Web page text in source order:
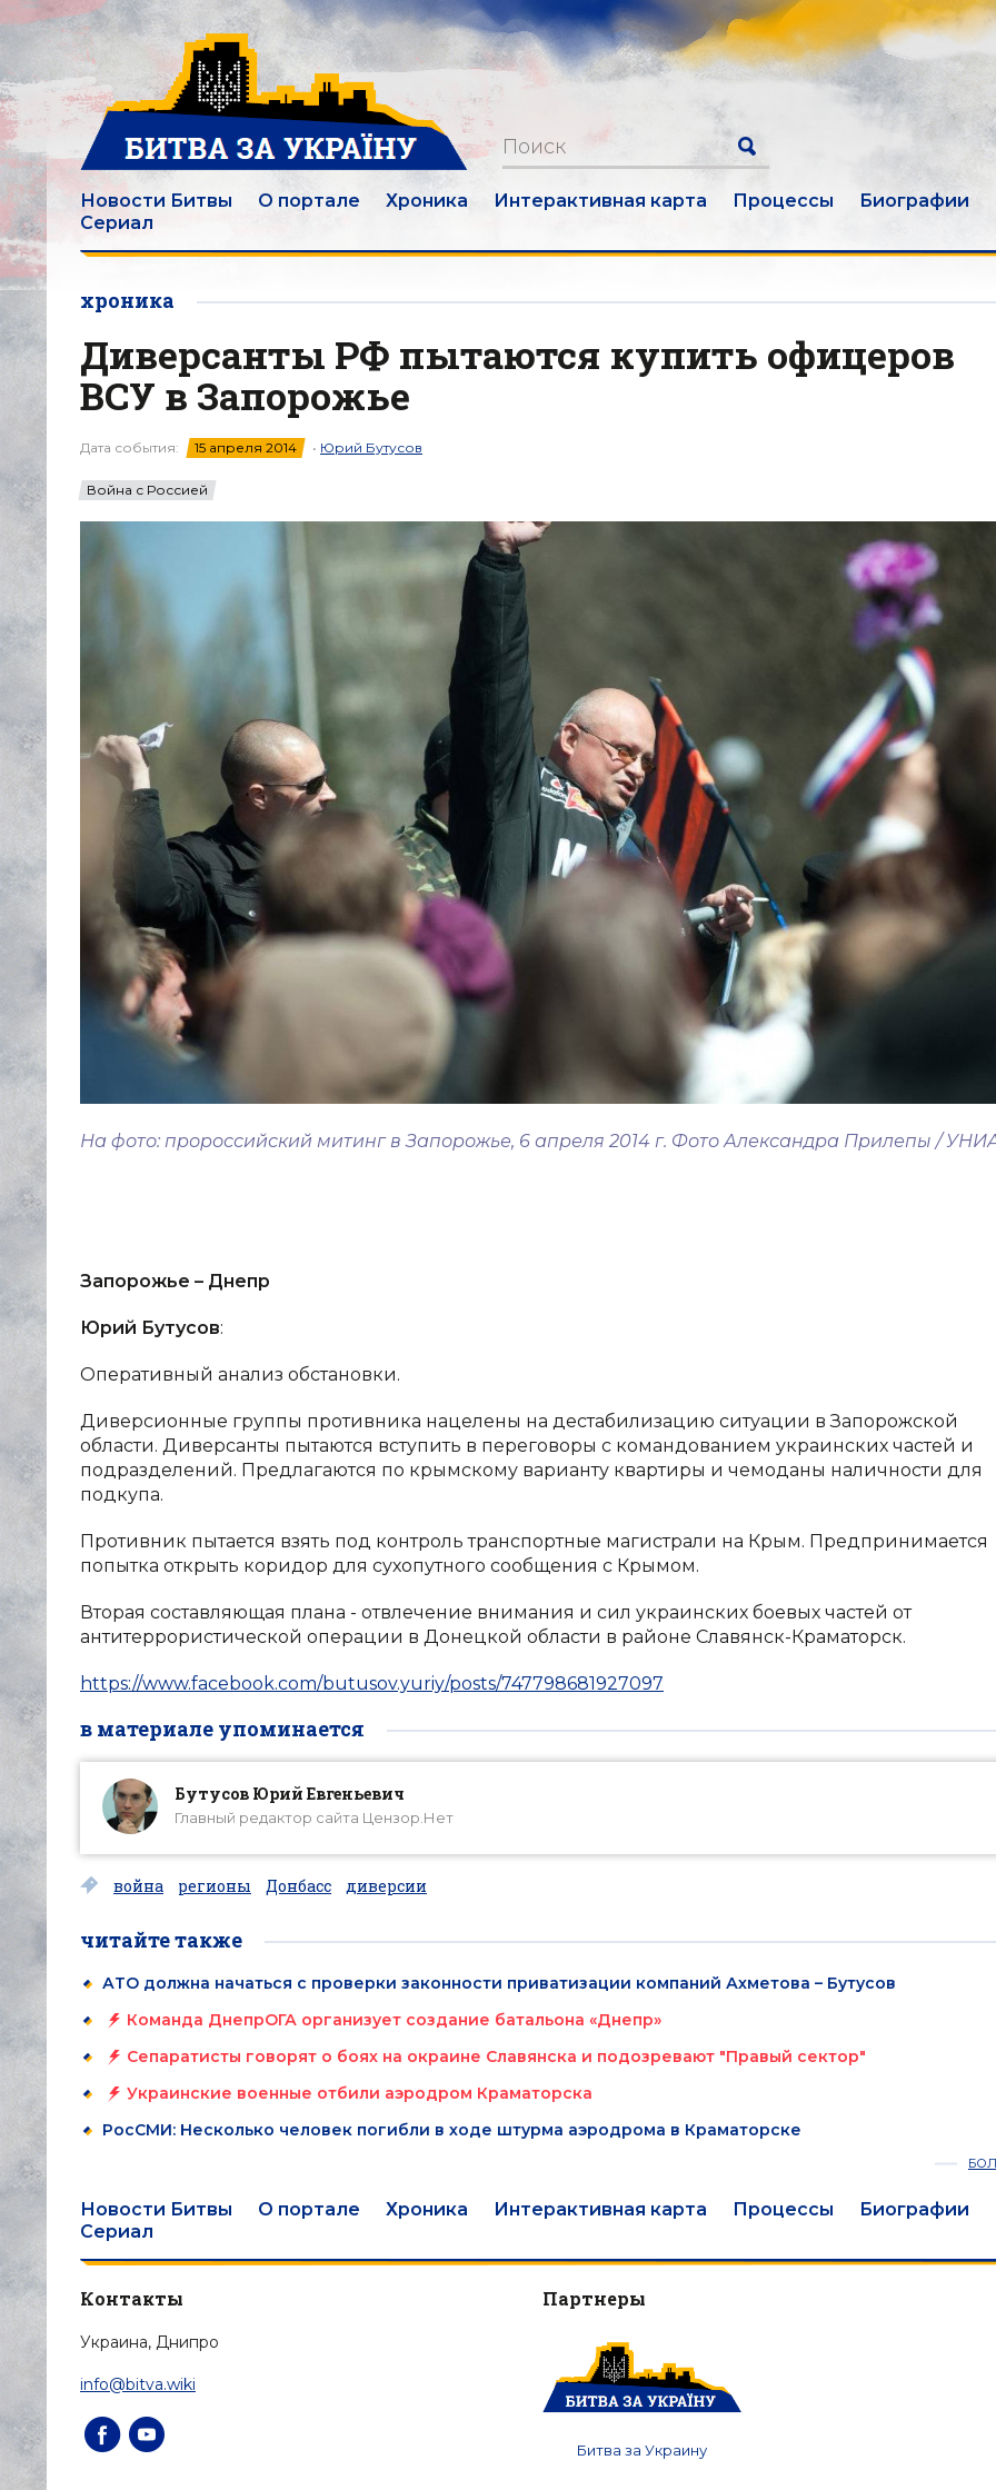
Новости Битвы О портале Хроника Интерактивная карта Процессы Биографии
Сериал
хроника
Диверсанты РФ пытаются купить офицеров
ВСУ в Запорожье
Дата события: 15 апреля 2014 • Юрий Бутусов
Война с Россией
На фото: пророссийский митинг в Запорожье, 6 апреля 2014 г. Фото Александра Прилепы /
Запорожье – Днепр
Юрий Бутусов:
Оперативный анализ обстановки.
Диверсионные группы противника нацелены на дестабилизацию ситуации в Запорожской
области. Диверсанты пытаются вступить в переговоры с командованием украинских частей и
подразделений. Предлагаются по крымскому варианту квартиры и чемоданы наличности для
подкупа.
Противник пытается взять под контроль транспортные магистрали на Крым. Предпринимается
попытка открыть коридор для сухопутного сообщения с Крымом.
Вторая составляющая плана - отвлечение внимания и сил украинских боевых частей от
антитеррористической операции в Донецкой области в районе Славянск-Краматорск.
https://www.facebook.com/butusov.yuriy/posts/747798681927097
в материале упоминается
Бутусов Юрий Евгеньевич
Главный редактор сайта Цензор.Нет
война регионы Донбасс диверсии
читайте также
АТО должна начаться с проверки законности приватизации компаний Ахметова – Бутусов
Команда ДнепрОГА организует создание батальона «Днепр»
Сепаратисты говорят о боях на окраине Славянска и подозревают "Правый сектор"
Украинские военные отбили аэродром Краматорска
РосСМИ: Несколько человек погибли в ходе штурма аэродрома в Краматорске
Новости Битвы О портале Хроника Интерактивная карта Процессы Биографии
Сериал
Контакты
Украина, Днипро
info@bitva.wiki
Партнеры
Битва за Украину